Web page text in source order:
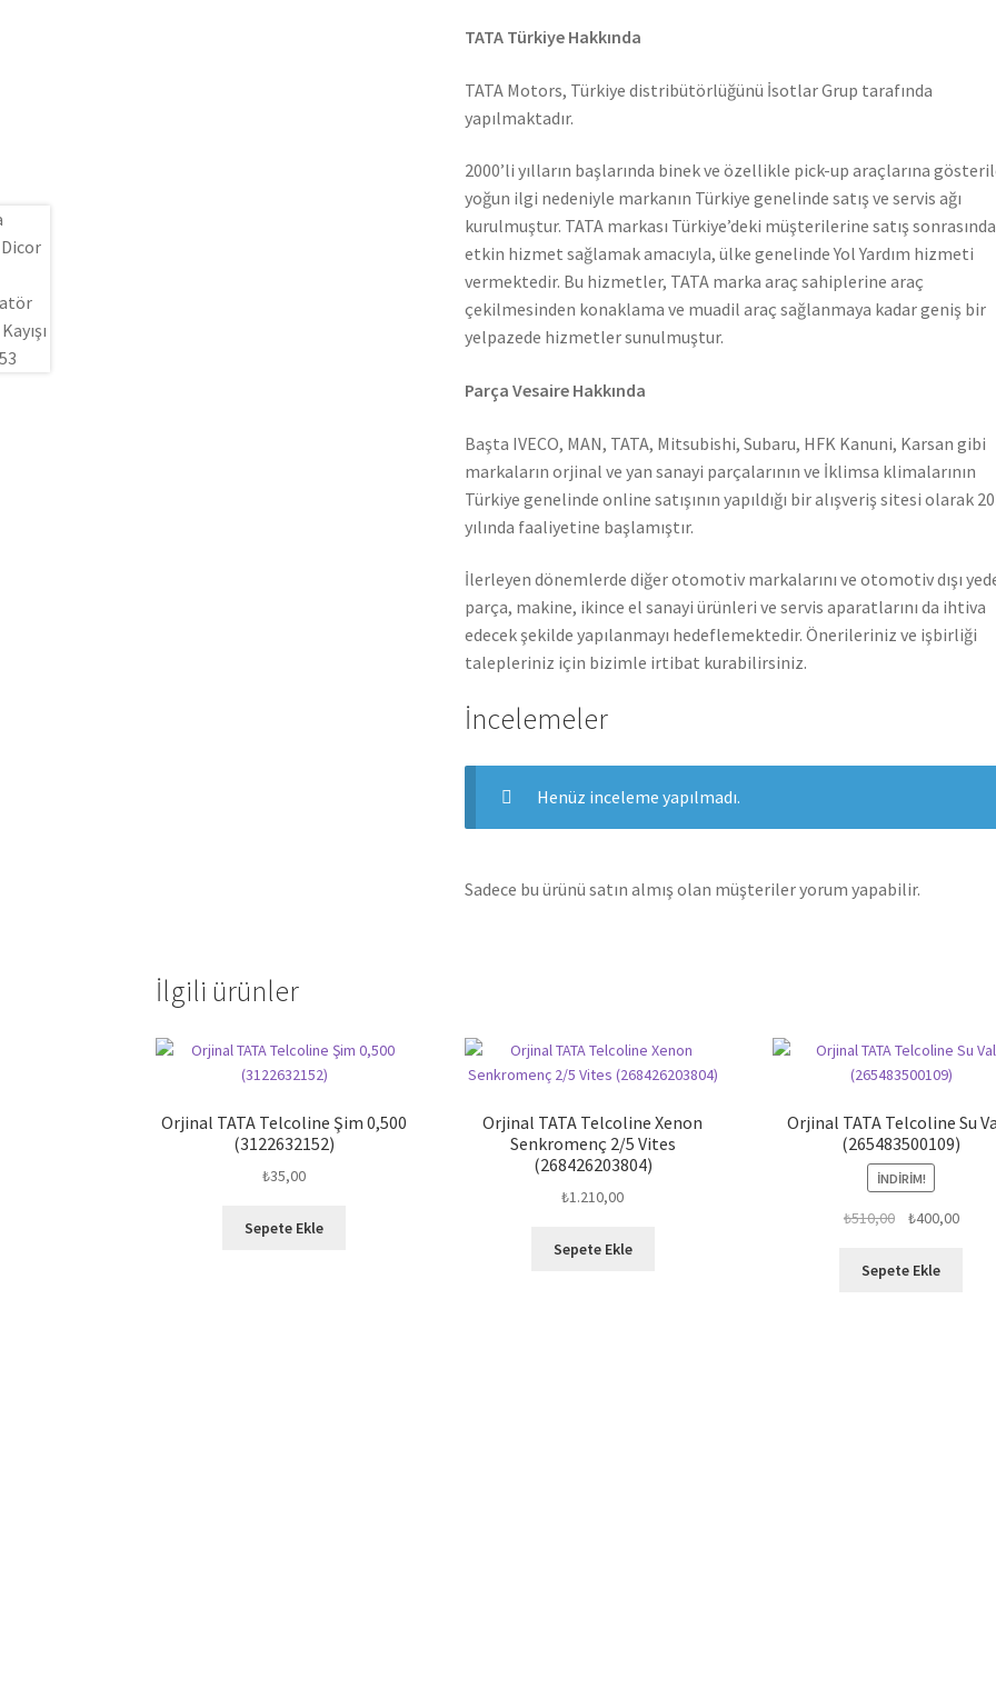
TATA Türkiye Hakkında
TATA Motors, Türkiye distribütörlüğünü İsotlar Grup tarafında
yapılmaktadır.
2000’li yılların başlarında binek ve özellikle pick-up araçlarına
yoğun ilgi nedeniyle markanın Türkiye genelinde satış ve servis ağı
kurulmuştur. TATA markası Türkiye’deki müşterilerine satış
etkin hizmet sağlamak amacıyla, ülke genelinde Yol Yardım hizmeti
vermektedir. Bu hizmetler, TATA marka araç sahiplerine araç
çekilmesinden konaklama ve muadil araç sağlanmaya kadar geniş bir
yelpazede hizmetler sunulmuştur.
Parça Vesaire Hakkında
Başta IVECO, MAN, TATA, Mitsubishi, Subaru, HFK Kanuni, Karsan gibi
markaların orjinal ve yan sanayi parçalarının ve İklimsa klimalarının
Türkiye genelinde online satışının yapıldığı bir alışveriş sitesi olarak
yılında faaliyetine başlamıştır.
İlerleyen dönemlerde diğer otomotiv markalarını ve otomotiv dışı
parça, makine, ikince el sanayi ürünleri ve servis aparatlarını da ihtiva
edecek şekilde yapılanmayı hedeflemektedir. Önerileriniz ve işbirliği
talepleriniz için bizimle irtibat kurabilirsiniz.
İncelemeler
Henüz inceleme yapılmadı.
Sadece bu ürünü satın almış olan müşteriler yorum yapabilir.
İlgili ürünler
Orjinal TATA Telcoline Şim 0,500
(3122632152)
₺35,00
Sepete Ekle
Orjinal TATA Telcoline Xenon
Senkromenç 2/5 Vites
(268426203804)
₺1.210,00
Sepete Ekle
Orjinal TATA Telcoline Su
(265483500109)
İNDIRIM!
₺510,00
Orijinal
₺510,00.
₺400,00Şu
Sepete Ekle